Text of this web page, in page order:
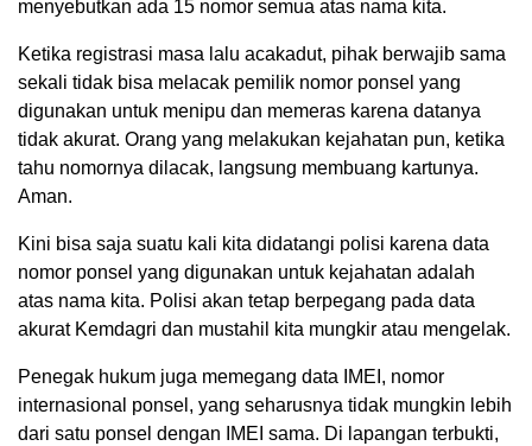
menyebutkan ada 15 nomor semua atas nama kita.
Ketika registrasi masa lalu acakadut, pihak berwajib sama
sekali tidak bisa melacak pemilik nomor ponsel yang
digunakan untuk menipu dan memeras karena datanya
tidak akurat. Orang yang melakukan kejahatan pun, ketika
tahu nomornya dilacak, langsung membuang kartunya.
Aman.
Kini bisa saja suatu kali kita didatangi polisi karena data
nomor ponsel yang digunakan untuk kejahatan adalah
atas nama kita. Polisi akan tetap berpegang pada data
akurat Kemdagri dan mustahil kita mungkir atau mengelak.
Penegak hukum juga memegang data IMEI, nomor
internasional ponsel, yang seharusnya tidak mungkin lebih
dari satu ponsel dengan IMEI sama. Di lapangan terbukti,